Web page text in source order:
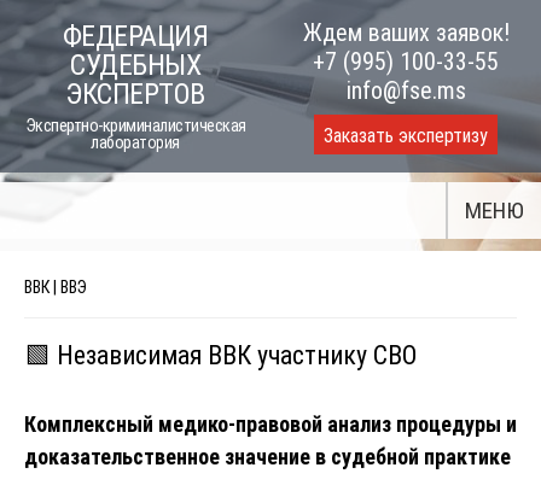
to
content
ФЕДЕРАЦИЯ
СУДЕБНЫХ
ЭКСПЕРТОВ
Экспертно-криминалистическая
лаборатория
Ждем ваших заявок!
+7 (995) 100-33-55
info@fse.ms
Заказать экспертизу
МЕНЮ
ВВК | ВВЭ
🟩 Независимая ВВК участнику СВО
Комплексный медико-правовой анализ процедуры и
доказательственное значение в судебной практике